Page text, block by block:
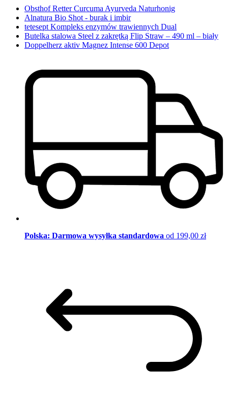
Obsthof Retter Curcuma Ayurveda Naturhonig
Alnatura Bio Shot - burak i imbir
tetesept Kompleks enzymów trawiennych Dual
Butelka stalowa Steel z zakrętką Flip Straw – 490 ml – biały
Doppelherz aktiv Magnez Intense 600 Depot
Polska: Darmowa wysyłka standardowa od 199,00 zł